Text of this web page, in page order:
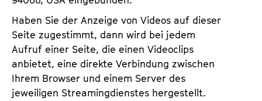
Haben Sie der Anzeige von Videos auf dieser
Seite zugestimmt, dann wird bei jedem
Aufruf einer Seite, die einen Videoclips
anbietet, eine direkte Verbindung zwischen
Ihrem Browser und einem Server des
jeweiligen Streamingdienstes hergestellt.